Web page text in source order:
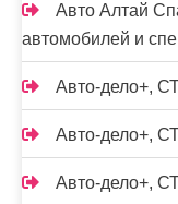
Авто Алтай
автомобилей и
Авто-дело+,
Авто-дело+,
Авто-дело+,